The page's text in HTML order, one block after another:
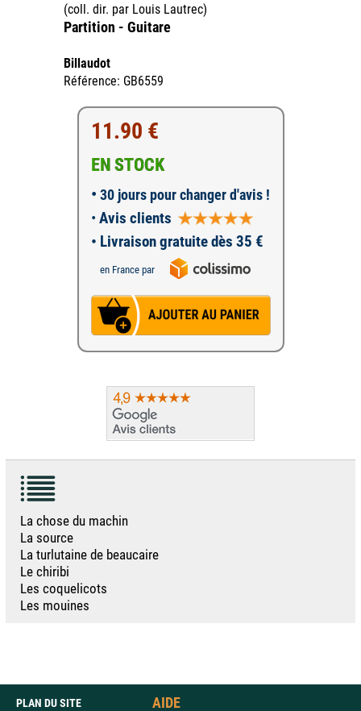
(coll. dir. par Louis Lautrec)
Partition - Guitare
Billaudot
Référence: GB6559
11.90 €
EN STOCK
• 30 jours pour changer d'avis !
• Avis clients
• Livraison gratuite dès 35 €
en France par
La chose du machin
La source
La turlutaine de beaucaire
Le chiribi
Les coquelicots
Les mouines
PLAN DU SITE AIDE